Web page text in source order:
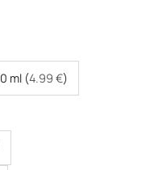
ml (4.99 €)